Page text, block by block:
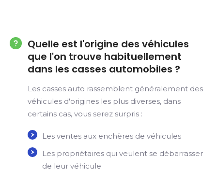
Quelle est l'origine des véhicules
que l'on trouve habituellement
dans les casses automobiles ?
Les casses auto rassemblent généralement des
véhicules d'origines les plus diverses, dans
certains cas, vous serez surpris :
Les ventes aux enchères de véhicules
Les propriétaires qui veulent se débarrasser
de leur véhicule